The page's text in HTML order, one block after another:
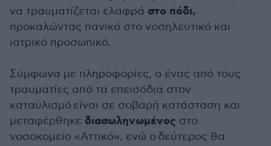
να τραυματίζεται ελαφρά στο πόδι,
προκαλώντας πανικό στο νοσηλευτικό και
ιατρικό προσωπικό.
Σύμφωνα με πληροφορίες, ο ένας από τους
τραυματίες από τα επεισόδια στον
καταυλισμό είναι σε σοβαρή κατάσταση και
μεταφέρθηκε διασωληνωμένος στο
νοσοκομείο «Αττικό», ενώ ο δεύτερος θα